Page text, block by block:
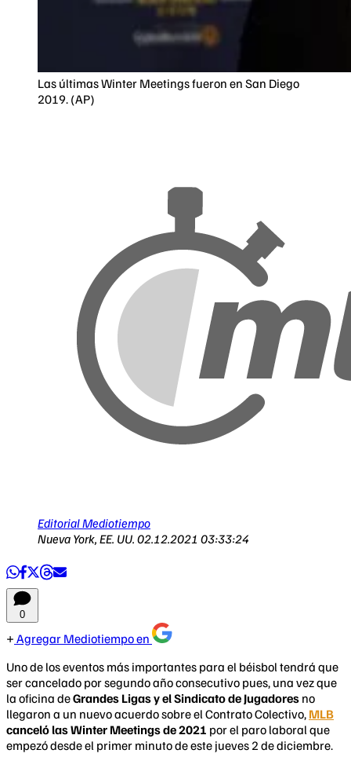
Las últimas Winter Meetings fueron en San Diego
2019. (AP)
Editorial Mediotiempo
Nueva York, EE. UU. 02.12.2021 03:33:24
0
Agregar Mediotiempo en
Uno de los eventos más importantes para el béisbol tendrá que
ser cancelado por segundo año consecutivo pues, una vez que
la oficina deGrandes Ligas y el Sindicato de Jugadores no
llegaron a un nuevo acuerdo sobre el Contrato Colectivo, MLB
canceló las Winter Meetings de 2021 por el paro laboral que
empezó desde el primer minuto de este jueves 2 de diciembre.